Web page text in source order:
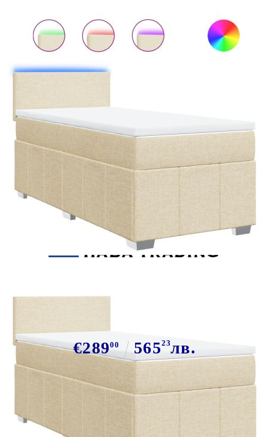
€28900 56523лв.
В наличност: 8 бр.